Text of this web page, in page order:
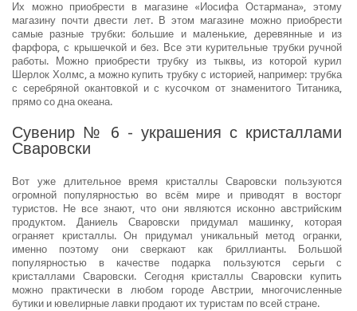
Их можно приобрести в магазине «Иосифа Остармана», этому
магазину почти двести лет. В этом магазине можно приобрести
самые разные трубки: большие и маленькие, деревянные и из
фарфора, с крышечкой и без. Все эти курительные трубки ручной
работы. Можно приобрести трубку из тыквы, из которой курил
Шерлок Холмс, а можно купить трубку с историей, например: трубка
с серебряной окантовкой и с кусочком от знаменитого Титаника,
прямо со дна океана.
Сувенир № 6 - украшения с кристаллами
Сваровски
Вот уже длительное время кристаллы Сваровски пользуются
огромной популярностью во всём мире и приводят в восторг
туристов. Не все знают, что они являются исконно австрийским
продуктом. Даниель Сваровски придумал машинку, которая
ограняет кристаллы. Он придумал уникальный метод огранки,
именно поэтому они сверкают как бриллианты. Большой
популярностью в качестве подарка пользуются серьги с
кристаллами Сваровски. Сегодня кристаллы Сваровски купить
можно практически в любом городе Австрии, многочисленные
бутики и ювелирные лавки продают их туристам по всей стране.